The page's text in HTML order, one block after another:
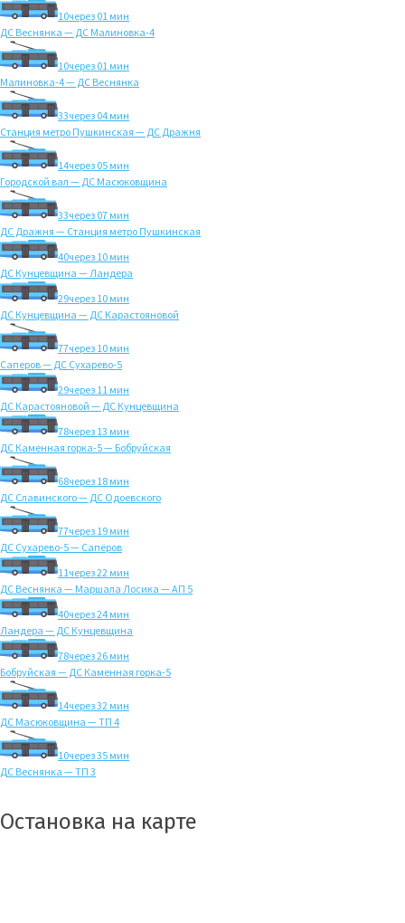
10через 01 мин
ДС Веснянка — ДС Малиновка-4
10через 01 мин
Малиновка-4 — ДС Веснянка
33через 04 мин
Станция метро Пушкинская — ДС Дражня
14через 05 мин
Городской вал — ДС Масюковщина
33через 07 мин
ДС Дражня — Станция метро Пушкинская
40через 10 мин
ДС Кунцевщина — Ландера
29через 10 мин
ДС Кунцевщина — ДС Карастояновой
77через 10 мин
Саперов — ДС Сухарево-5
29через 11 мин
ДС Карастояновой — ДС Кунцевщина
78через 13 мин
ДС Каменная горка-5 — Бобруйская
68через 18 мин
ДС Славинского — ДС Одоевского
77через 19 мин
ДС Сухарево-5 — Сапёров
11через 22 мин
ДС Веснянка — Маршала Лосика — АП 5
40через 24 мин
Ландера — ДС Кунцевщина
78через 26 мин
Бобруйская — ДС Каменная горка-5
14через 32 мин
ДС Масюковщина — ТП 4
10через 35 мин
ДС Веснянка — ТП 3
Остановка на карте